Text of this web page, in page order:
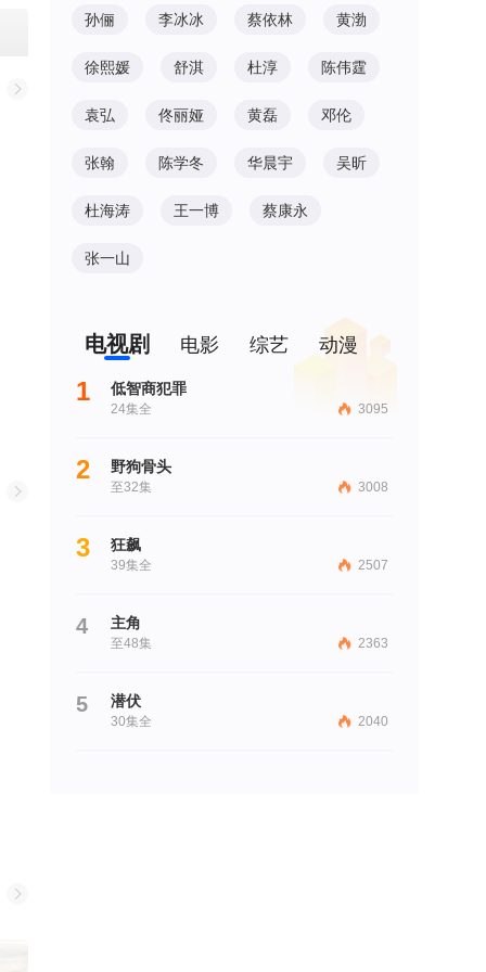
孙俪 李冰冰 蔡依林 黄渤
徐熙媛 舒淇 杜淳 陈伟霆
袁弘 佟丽娅 黄磊 邓伦
张翰 陈学冬 华晨宇 吴昕
杜海涛 王一博 蔡康永
张一山
电视剧 电影 综艺 动漫
1 低智商犯罪
24集全 3095
2 野狗骨头
至32集 3008
3 狂飙
39集全 2507
4 主角
至48集 2363
5 潜伏
30集全 2040